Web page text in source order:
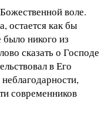
воле.
остается как бы
никого из
сказать о Господе
в Его
современников